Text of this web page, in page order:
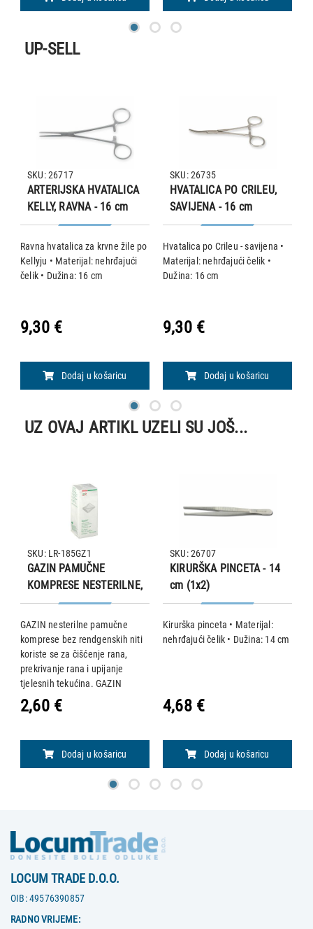
UP-SELL
ARTERIJSKA HVATALICA
KELLY, RAVNA - 16 cm
Ravna hvatalica za krvne žile po
Kellyju • Materijal: nehrđajući
čelik • Dužina: 16 cm
SKU: 26717
9,30 €
Dodaj u košaricu
HVATALICA PO CRILEU,
SAVIJENA - 16 cm
Hvatalica po Crileu - savijena •
Materijal: nehrđajući čelik •
Dužina: 16 cm
SKU: 26735
9,30 €
Dodaj u košaricu
UZ OVAJ ARTIKL UZELI SU JOŠ...
GAZIN PAMUČNE
KOMPRESE NESTERILNE,
bez rendgenskih niti
GAZIN nesterilne pamučne
komprese bez rendgenskih niti
koriste se za čišćenje rana,
prekrivanje rana i upijanje
tjelesnih tekućina. GAZIN
nesterilne pomučne komprese
mogu se sterilizirati vodenom
134 °C. Značajke: - m
SKU: LR-185GZ1
2,60 €
Dodaj u košaricu
KIRURŠKA PINCETA - 14
cm (1x2)
Kirurška pinceta • Materijal:
nehrđajući čelik • Dužina: 14 cm
SKU: 26707
4,68 €
Dodaj u košaricu
LOCUM TRADE D.O.O.
OIB:49576390857
RADNO VRIJEME: